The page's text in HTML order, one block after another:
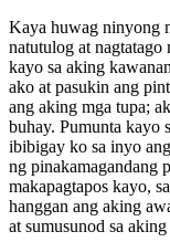
Kaya huwag ninyong
natutulog at
kayo sa aking
ako at pasukin ang
ang aking mga tupa;
buhay. Pumunta kayo
ibibigay ko sa inyo
ng pinakamagandang
makapagtapos kayo,
hanggan ang aking
at sumusunod sa